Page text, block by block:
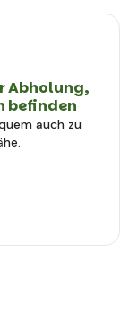
Abholung,
befinden
auch zu